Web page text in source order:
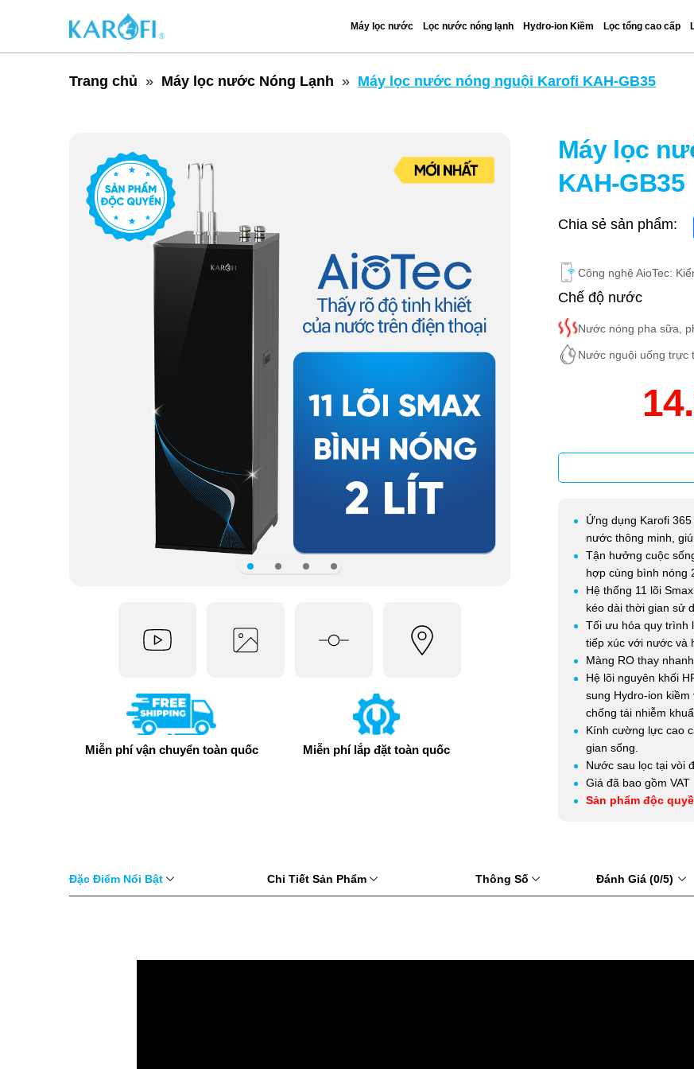
Máy lọc nước Lọc nước nóng lạnh Hydro-ion Kiềm Lọc tổng cao cấp
Trang chủ Máy lọc nước Nóng Lạnh Máy lọc nước nóng nguội Karofi KAH-GB35
Miễn phí vận chuyển toàn quốc Miễn phí lắp đặt toàn quốc
Máy lọc
KAH-GB35
Chia sẻ sản phẩm:
Công nghệ AioTec:
Chế độ nước
Nước nóng pha sữa,
Nước nguội uống trực
Ứng dụng Karofi
nước thông minh,
Tận hưởng cuộc
hợp cùng bình nóng
Hệ thống 11 lõi
kéo dài thời gian sử
Tối ưu hóa quy trình
tiếp xúc với nước và
Màng RO thay
Hệ lõi nguyên khối
sung Hydro-ion
chống tái nhiễm
Kính cường lực cao
gian sống.
Nước sau lọc tại vòi
Giá đã bao gồm VAT
Sản phẩm độc
Đặc Điểm Nổi Bật Chi Tiết Sản Phẩm Thông Số Đánh Giá (0/5)